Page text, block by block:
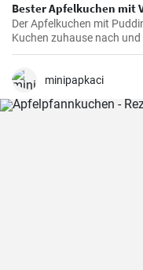
Bester Apfelkuchen mit
Der Apfelkuchen mit
Kuchen zuhause nach
Passend zur Herbstzeit in
minipapkaci